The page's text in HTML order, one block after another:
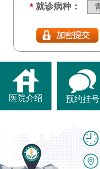
* 就诊病种：
医院介绍 预约挂号